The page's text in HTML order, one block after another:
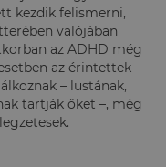
kezdik felismerni,
valójában
az ADHD még
az érintettek
– lustának,
tartják őket –, még